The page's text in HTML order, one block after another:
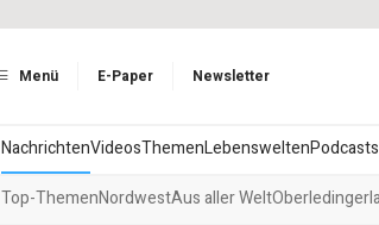
Menü E-Paper Newsletter
NachrichtenVideosThemenLebensweltenPodcasts
Top-ThemenNordwestAus aller Welt